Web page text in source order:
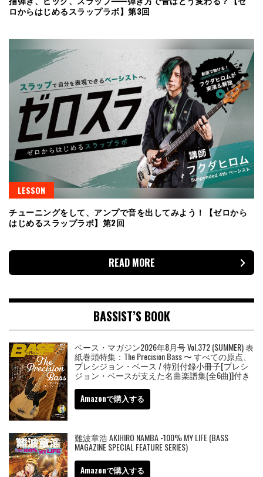
ロからはじめるスラップラボ】第3回
LESSON
チューニングをして、アンプで音を出してみよう！【ゼロから
はじめるスラップラボ】第2回
READ MORE
BASSIST’S BOOK
ベース・マガジン2026年8月号 Vol.372 (SUMMER) 表
紙巻頭特集：The Precision Bass 〜 すべての原点、
プレシジョン・ベース / 特別付録小冊子[プレシ
ジョン・ベースが支えた名曲楽譜集(全6曲)]付き
Amazonで購入する
難波章浩 AKIHIRO NAMBA -100% MY LIFE (BASS
MAGAZINE SPECIAL FEATURE SERIES)
Amazonで購入する